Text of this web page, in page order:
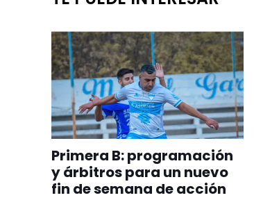
Primera B: programación
y árbitros para un nuevo
fin de semana de acción